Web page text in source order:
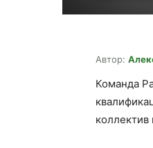
Автор:
Команда